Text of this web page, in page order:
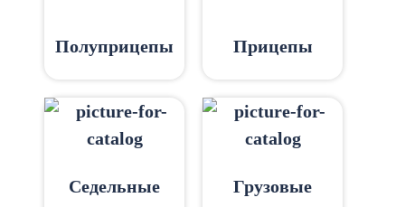
Полуприцепы Прицепы
Седельные
Грузовые